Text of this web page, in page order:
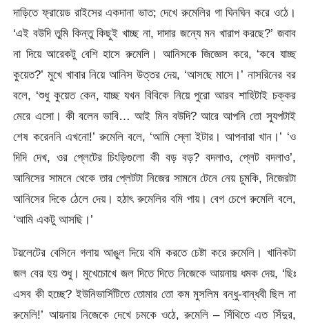
দাড়িতে ফ্রায়েড রাইসের একদানা ভাত; দেখে রুমেলির গা ঘিনঘিন করে ওঠে।
‘এই বউদি তুমি কিন্তু কিছুই খাচ্ছ না, দাদার জন্যে মন খারাপ করছে?’ জবাব
না দিয়ে আরেকটু বেশি হাসে রুমেলি। আনিসকে জিজ্ঞেস করে, ‘কবে যাচ্ছ
কুয়েত?’ মুখে খাবার নিয়ে আনিস উত্তর দেয়, ‘আসছে মাসে।’ নাসরিনের বর
বলে, ‘শুধু কুয়েত কেন, যাচ্ছ যখন বিবিকে নিয়ে পুরো আরব শাহিটাই চক্কর
মেরে এসো। কী বলেন ভাবি… আই মিন বউদি? আরে আপনি তো স্যুপটাই
শেষ করেননি এখনো!’ রুমেলি বলে, ‘আমি স্লো ইটার। আপনারা খান।’ ‘ও
দিদি দেখ, ওর প্লেটের চিংড়িগুলো কী বড় বড়? বদলাও, প্লেট বদলাও’,
আনিসের সামনে থেকে তার প্লেটটা নিজের সামনে টেনে নেয় চুমকি, নিজেরটা
আনিসের দিকে ঠেলে দেয়। হঠাৎ রুমেলির বমি পায়। বেগ চেপে রুমেলি বলে,
‘আমি একটু আসছি।’
টয়লেটের বেসিনে গলায় আঙুল দিয়ে বমি করতে চেষ্টা করে রুমেলি। খানিকটা
জল বের হয় শুধু। মুখেচোখে জল দিতে দিতে নিজেকে আয়নায় ধমক দেয়, ‘ছিঃ
এসব কী হচ্ছে? ইউনিভার্সিটিতে তোমার তো কম মুসলিম বন্ধু-বান্ধবী ছিল না
রুমেলি!’ আয়নায় নিজেকে দেখে চমকে ওঠে, রুমেলি – সিঁথিতে এত সিঁদুর,